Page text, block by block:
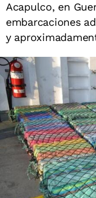
Acapulco, en
embarcaciones
y